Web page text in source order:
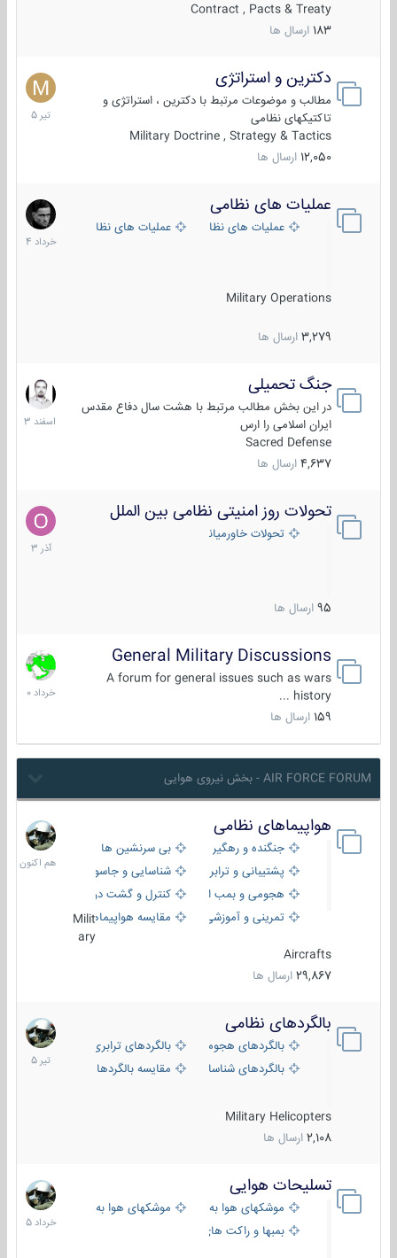
Contract , Pacts & Treaty
183 ارسال ها
دکترین و استراتژی
مطالب و موضوعات مرتبط با دکترین ، استراتژی و
تاکتیکهای نظامی
Military Doctrine , Strategy & Tactics
12,050 ارسال ها
27
تیر
1405
عملیات های نظامی
عملیات های نظامی ایرانعملیات های نظامی خارجی
Military Operations
3,279 ارسال ها
5
خرداد
1404
جنگ تحمیلی
در این بخش مطالب مرتبط با هشت سال دفاع مقدس
ایران اسلامی را ارس
Sacred Defense
4,637 ارسال ها
20
اسفند
1403
تحولات روز امنیتی نظامی بین الملل
تحولات خاورمیانه
95 ارسال ها
21
آذر
1403
General Military Discussions
A forum for general issues such as wars
history ...
159 ارسال ها
10
خرداد
1400
AIR FORCE FORUM - بخش نیروی هوایی
هواپیماهای نظامی
جنگنده و رهگیر
بی سرنشین ها
پشتیبانی و ترابری
شناسایی و جاسوسی
هجومی و بمب افکن
کنترل و گشت دریایی
تمرینی و آموزشی
مقایسه هواپیماهاMilit
ary
Aircrafts
29,867 ارسال ها
هم
اکنون
بالگردهای نظامی
بالگردهای هجومی
بالگردهای ترابری
بالگردهای شناسایی
مقایسه بالگردها
Military Helicopters
2,108 ارسال ها
22
تیر
1405
تسلیحات هوایی
موشکهای هوا به هوا
موشکهای هوا به سطح
بمبها و راکت های هوایی
30
خرداد
1405